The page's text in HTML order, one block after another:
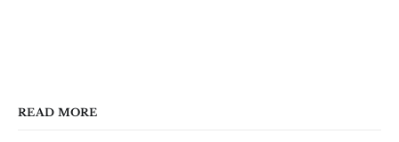
READ MORE